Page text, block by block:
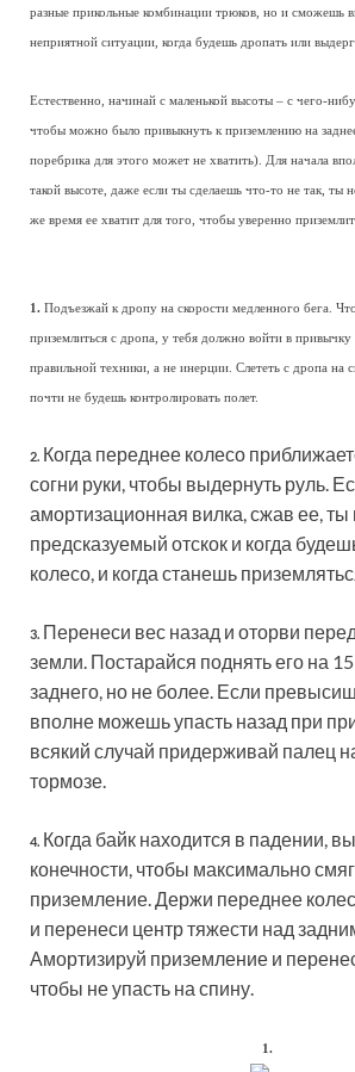
разные прикольные комбинации трюков, но и сможешь
неприятной ситуации, когда будешь дропать или
Естественно, начинай с маленькой высоты – с чего-
чтобы можно было привыкнуть к приземлению на
поребрика для этого может не хватить). Для начала
такой высоте, даже если ты сделаешь что-то не так, ты
же время ее хватит для того, чтобы уверенно
1. Подъезжай к дропу на скорости медленного бега.
приземлиться с дропа, у тебя должно войти в привычку
правильной техники, а не инерции. Слететь с дропа на
почти не будешь контролировать полет.
2. Когда переднее колесо
согни руки, чтобы выдернуть руль.
амортизационная вилка, сжав ее,
предсказуемый отскок и когда
колесо, и когда станешь
3. Перенеси вес назад и оторви
земли. Постарайся поднять его на
заднего, но не более. Если
вполне можешь упасть назад при
всякий случай придерживай палец
тормозе.
4. Когда байк находится в падении,
конечности, чтобы максимально
приземление. Держи переднее
и перенеси центр тяжести над
Амортизируй приземление и
чтобы не упасть на спину.
1.